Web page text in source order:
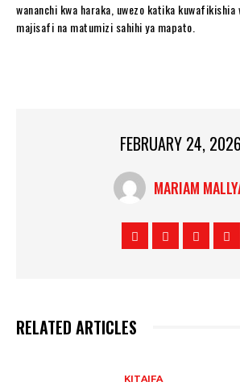
wananchi kwa haraka, uwezo katika kuwafikishia
majisafi na matumizi sahihi ya mapato.
FEBRUARY 24, 2026
MARIAM
RELATED ARTICLES
KITAIFA